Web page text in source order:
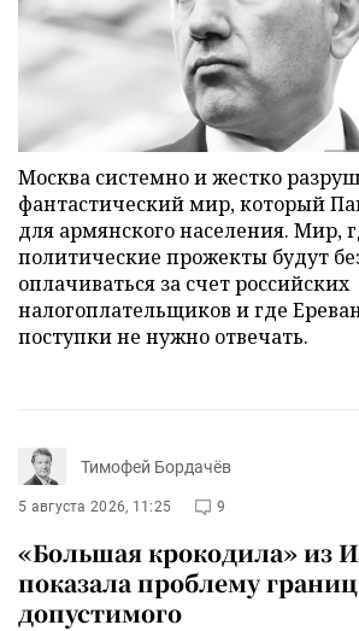
Москва системно и жестко
фантастический мир, который
для армянского населения. Мир,
политические прожекты будут
оплачиваться за счет российских
налогоплательщиков и где
поступки не нужно отвечать.
Тимофей Бордачёв
5 августа 2026, 11:25 9
«Большая крокодила» из
показала проблему границ
допустимого